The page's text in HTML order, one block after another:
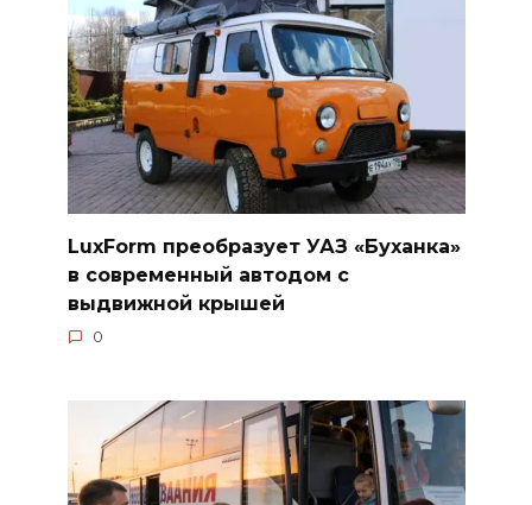
LuxForm преобразует УАЗ «Буханка»
в современный автодом с
выдвижной крышей
0